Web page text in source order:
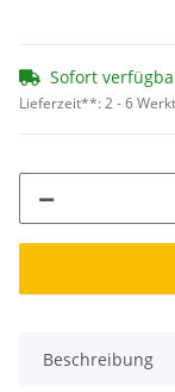
Sofort
Lieferzeit**:2 - 6
Beschreibung